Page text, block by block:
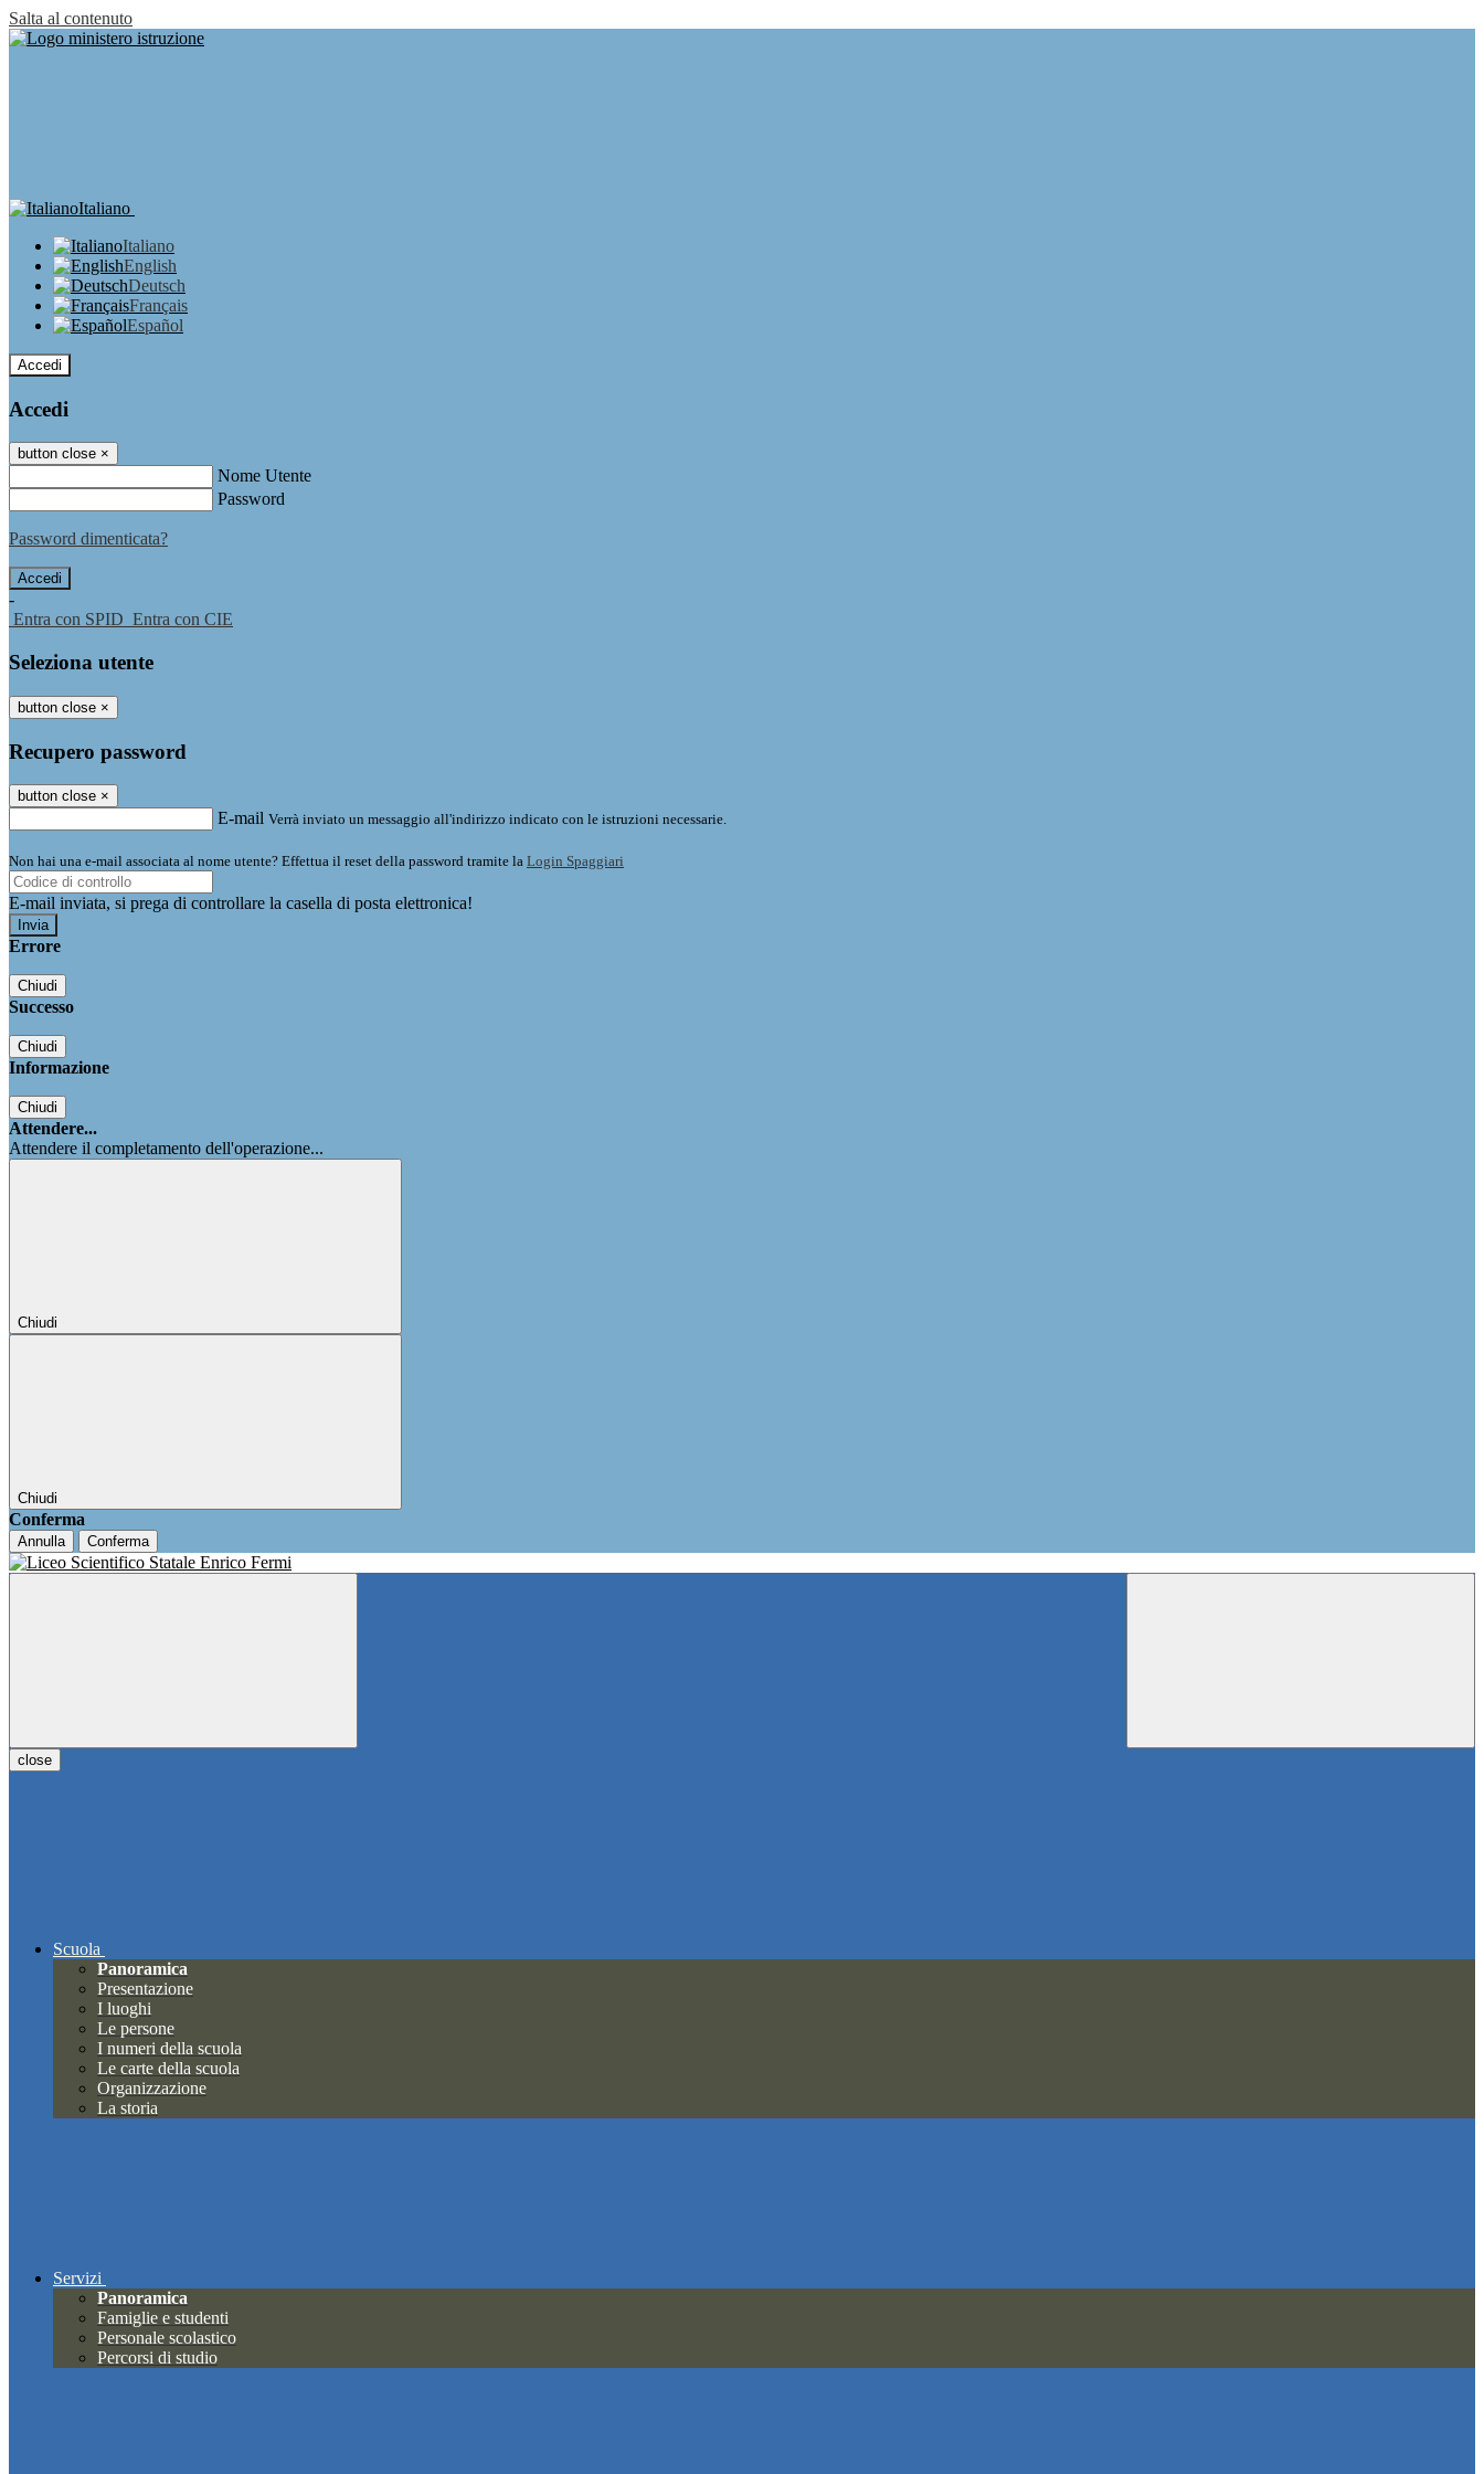
Salta al contenuto
Italiano
Italiano
English
Deutsch
Français
Español
Accedi
Accedi
button close ×
Nome Utente
Password
Password dimenticata?
-
Entra con SPID Entra con CIE
Seleziona utente
button close ×
Recupero password
button close ×
E-mail Verrà inviato un messaggio all'indirizzo indicato con le istruzioni necessarie.
Non hai una e-mail associata al nome utente? Effettua il reset della password tramite la Login Spaggiari
E-mail inviata, si prega di controllare la casella di posta elettronica!
Errore
Chiudi
Successo
Chiudi
Informazione
Chiudi
Attendere...
Attendere il completamento dell'operazione...
Chiudi
Chiudi
Conferma
Annulla Conferma
close
Scuola
Panoramica
Presentazione
I luoghi
Le persone
I numeri della scuola
Le carte della scuola
Organizzazione
La storia
Servizi
Panoramica
Famiglie e studenti
Personale scolastico
Percorsi di studio